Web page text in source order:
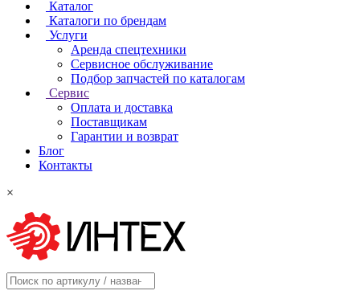
Каталог
Каталоги по брендам
Услуги
Аренда спецтехники
Сервисное обслуживание
Подбор запчастей по каталогам
Сервис
Оплата и доставка
Поставщикам
Гарантии и возврат
Блог
Контакты
×